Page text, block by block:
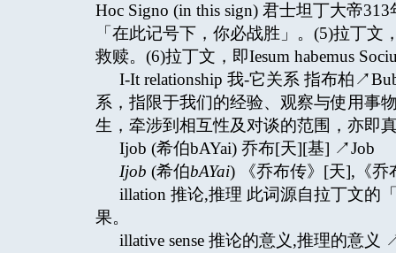
Hoc Signo (in this sign) 君士坦丁大帝
「在此记号下，你必战胜」。(5)拉丁文
救赎。(6)拉丁文，即Iesum habemus
I-It relationship 我-它关系 指布柏
系，指限于我们的经验、观察与使用事
生，牵涉到相互性及对谈的范围，亦即
Ijob (希伯bAYai) 乔布[天][基] ↗Job
Ijob (希伯bAYai) 《乔布传》[天],《乔
illation 推论,推理 此词源自拉丁文的
果。
illative sense 推论的意义,推理的意义